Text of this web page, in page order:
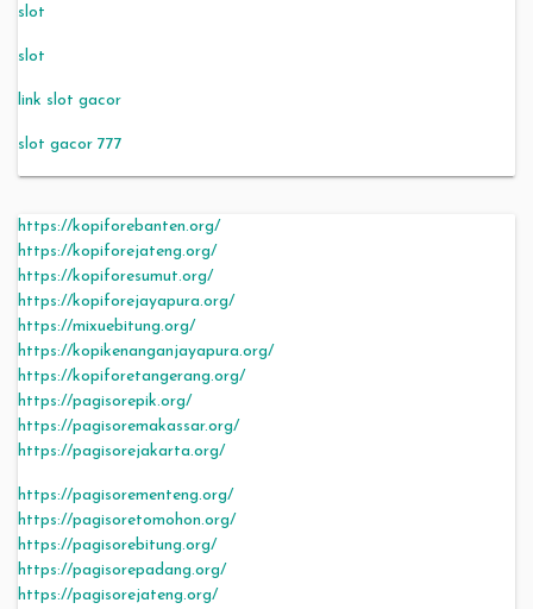
slot
slot
link slot gacor
slot gacor 777
https://kopiforebanten.org/
https://kopiforejateng.org/
https://kopiforesumut.org/
https://kopiforejayapura.org/
https://mixuebitung.org/
https://kopikenanganjayapura.org/
https://kopiforetangerang.org/
https://pagisorepik.org/
https://pagisoremakassar.org/
https://pagisorejakarta.org/
https://pagisorementeng.org/
https://pagisoretomohon.org/
https://pagisorebitung.org/
https://pagisorepadang.org/
https://pagisorejateng.org/